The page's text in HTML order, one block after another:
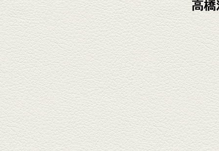
土鍋めし
健軍電停そば『湯気立つ料理』
が名物の『yuge(ゆげ)』へ。
『白岳』を使った『旨み緑茶
割』で乾杯！
2026年3月13日放送
焼鳥おまかせ８本
健軍自衛隊通り『焼鳥 菖蒲谷』
で最高級の焼鳥を味わう。『銀
しろ...
2026年2月20日放送
1000円で飲めますｾｯﾄ＆
至福のﾊﾑｶﾂ など
東区の健軍電停のそば『居酒屋